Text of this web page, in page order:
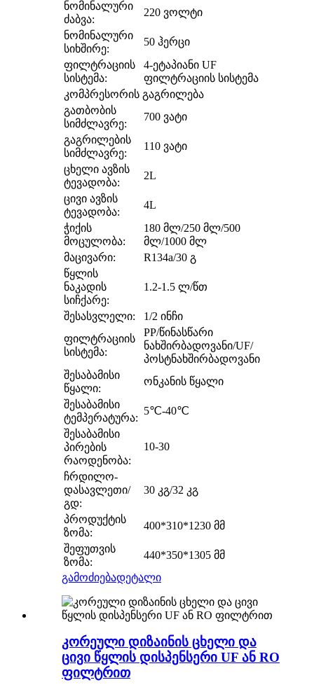
ნომინალური
ძაბვა:
220 ვოლტი
ნომინალური
სიხშირე:
50 ჰერცი
ფილტრაციის
სისტემა:
4-ეტაპიანი UF
ფილტრაციის სისტემა
კომპრესორის გაგრილება
გათბობის
სიმძლავრე:
700 ვატი
გაგრილების
სიმძლავრე:
110 ვატი
ცხელი ავზის
ტევადობა:
2L
ცივი ავზის
ტევადობა:
4L
ჭიქის
მოცულობა:
180 მლ/250 მლ/500
მლ/1000 მლ
მაცივარი:
R134a/30 გ
წყლის
ნაკადის
სიჩქარე:
1.2-1.5 ლ/წთ
შესასვლელი:
1/2 ინჩი
ფილტრაციის
სისტემა:
PP/წინასწარი
ნახშირბადოვანი/UF/
პოსტნახშირბადოვანი
შესაბამისი
წყალი:
ონკანის წყალი
შესაბამისი
ტემპერატურა:
5℃-40℃
შესაბამისი
პირების
რაოდენობა:
10-30
ჩრდილო-
დასავლეთი/
გდ:
30 კგ/32 კგ
პროდუქტის
ზომა:
400*310*1230 მმ
შეფუთვის
ზომა:
440*350*1305 მმ
გამოძიებადეტალი
კორეული დიზაინის ცხელი და
ცივი წყლის დისპენსერი UF ან RO
ფილტრით